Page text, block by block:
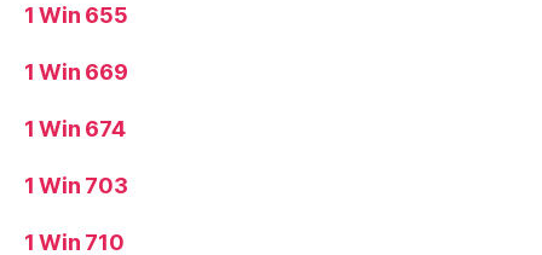
1 Win 655
1 Win 669
1 Win 674
1 Win 703
1 Win 710